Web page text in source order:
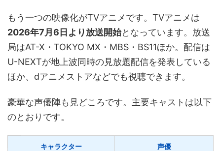
もう一つの映像化がTVアニメです。TVアニメは
2026年7月6日より放送開始となっています。放送
局はAT-X・TOKYO MX・MBS・BS11ほか。配信は
U-NEXTが地上波同時の見放題配信を発表している
ほか、dアニメストアなどでも視聴できます。
豪華な声優陣も見どころです。主要キャストは以下
のとおりです。
キャラクター 声優